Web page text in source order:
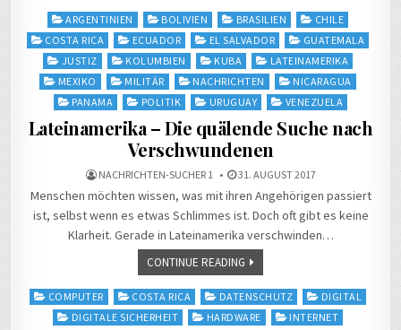
Posted
in
ARGENTINIEN BOLIVIEN BRASILIEN
CHILE
COSTA RICA
ECUADOR EL SALVADOR
GUATEMALA
JUSTIZ
KOLUMBIEN KUBA
LATEINAMERIKA
MEXIKO
MILITÄR NACHRICHTEN
NICARAGUA
PANAMA
POLITIK URUGUAY VENEZUELA
Lateinamerika – Die quälende Suche nach
Verschwundenen
NACHRICHTEN-SUCHER 1 31. AUGUST 2017
Menschen möchten wissen, was mit ihren Angehörigen passiert
ist, selbst wenn es etwas Schlimmes ist. Doch oft gibt es keine
Klarheit. Gerade in Lateinamerika verschwinden…
CONTINUE READING
PostedCOMPUTER COSTA RICA DATENSCHUTZ
DIGITAL
DIGITALE SICHERHEIT
HARDWARE
INTERNET